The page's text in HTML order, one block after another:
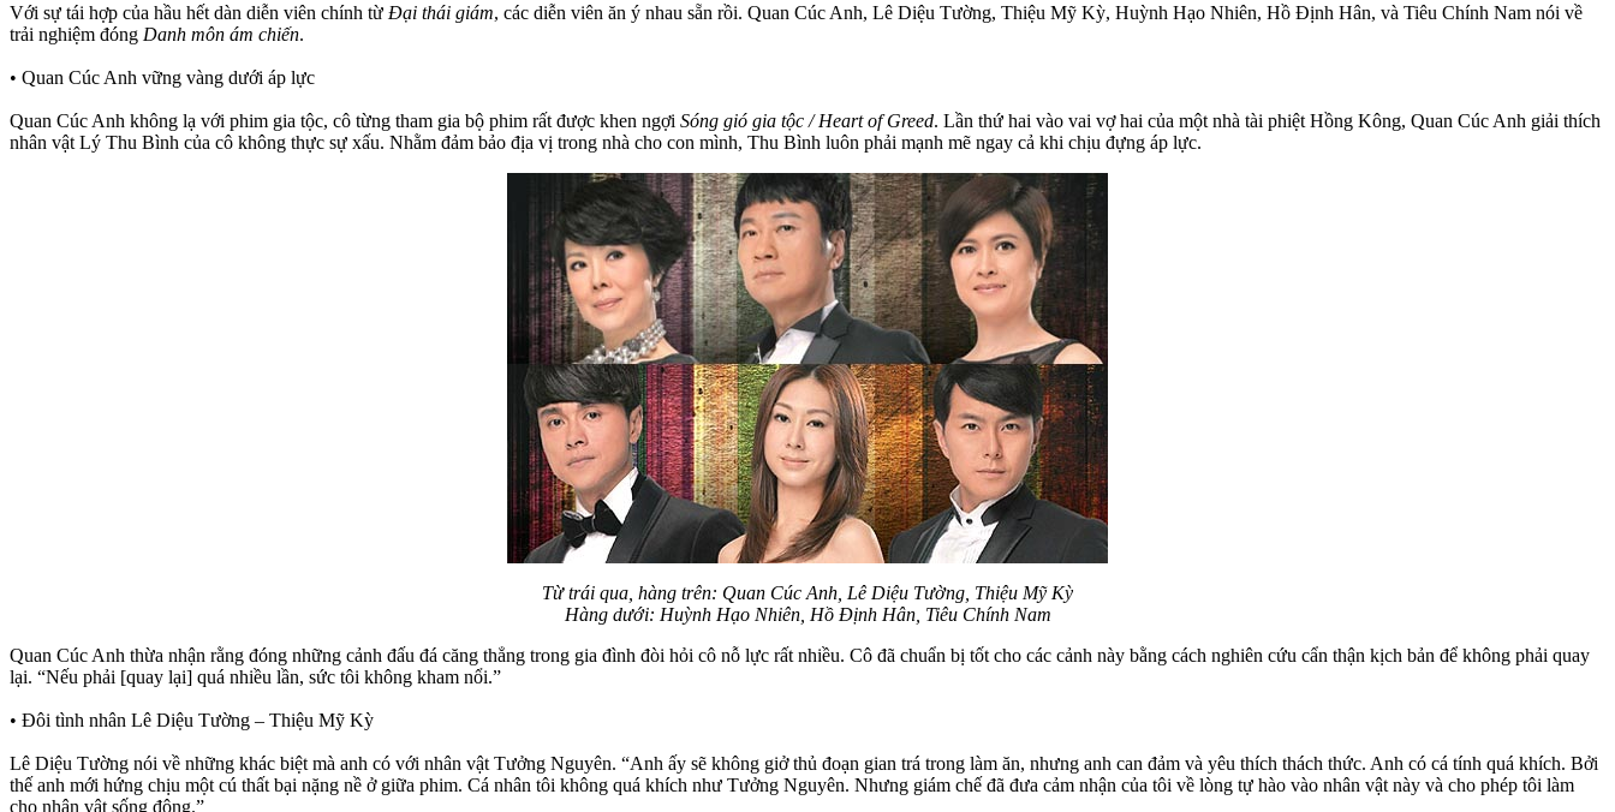
Với sự tái hợp của hầu hết dàn diễn viên chính từ Đại thái giám, các diễn viên ăn ý nhau sẵn rồi. Quan Cúc Anh, Lê Diệu Tường, Thiệu Mỹ Kỳ, Huỳnh Hạo Nhiên, Hồ Định Hân, và Tiêu Chính Nam nói về
trải nghiệm đóng Danh môn ám chiến.
• Quan Cúc Anh vững vàng dưới áp lực
Quan Cúc Anh không lạ với phim gia tộc, cô từng tham gia bộ phim rất được khen ngợi Sóng gió gia tộc / Heart of Greed. Lần thứ hai vào vai vợ hai của một nhà tài phiệt Hồng Kông, Quan Cúc Anh giải thích
nhân vật Lý Thu Bình của cô không thực sự xấu. Nhằm đảm bảo địa vị trong nhà cho con mình, Thu Bình luôn phải mạnh mẽ ngay cả khi chịu đựng áp lực.
Từ trái qua, hàng trên: Quan Cúc Anh, Lê Diệu Tường, Thiệu Mỹ Kỳ
Hàng dưới: Huỳnh Hạo Nhiên, Hồ Định Hân, Tiêu Chính Nam
Quan Cúc Anh thừa nhận rằng đóng những cảnh đấu đá căng thẳng trong gia đình đòi hỏi cô nỗ lực rất nhiều. Cô đã chuẩn bị tốt cho các cảnh này bằng cách nghiên cứu cẩn thận kịch bản để không phải quay
lại. “Nếu phải [quay lại] quá nhiều lần, sức tôi không kham nổi.”
• Đôi tình nhân Lê Diệu Tường – Thiệu Mỹ Kỳ
Lê Diệu Tường nói về những khác biệt mà anh có với nhân vật Tưởng Nguyên. “Anh ấy sẽ không giở thủ đoạn gian trá trong làm ăn, nhưng anh can đảm và yêu thích thách thức. Anh có cá tính quá khích. Bởi
thế anh mới hứng chịu một cú thất bại nặng nề ở giữa phim. Cá nhân tôi không quá khích như Tưởng Nguyên. Nhưng giám chế đã đưa cảm nhận của tôi về lòng tự hào vào nhân vật này và cho phép tôi làm
cho nhân vật sống động.”